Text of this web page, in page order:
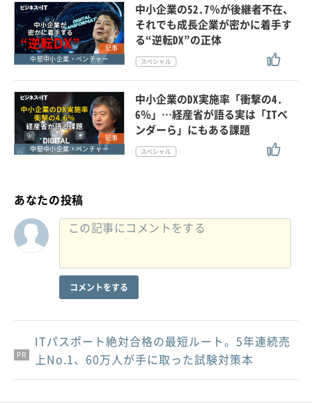
記事
中堅中小企業・ベンチャー
中小企業の52.7％が後継者不在、
それでも成長企業が密かに着手す
る“逆転DX”の正体
記事
中堅中小企業・ベンチャー
中小企業のDX実施率「衝撃の4.
6％」…経産省が語る実は「ITベ
ンダーら」にもある課題
あなたの投稿
コメントをする
PR
PR
PR
ITパスポート絶対合格の最短ルート。5年連続売
上No.1、60万人が手に取った試験対策本